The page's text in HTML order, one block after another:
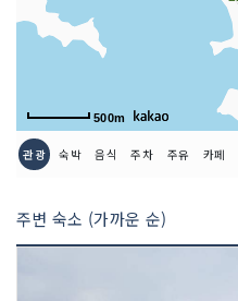
500m
관광 숙박 음식 주차 주유 카페
주변 숙소 (가까운 순)